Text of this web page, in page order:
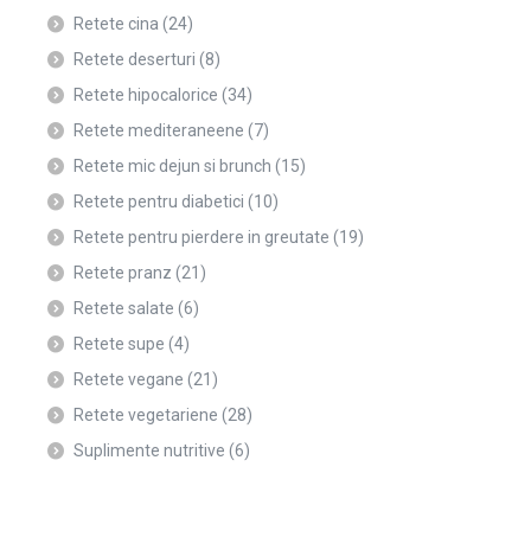
Retete cina (24)
Retete deserturi (8)
Retete hipocalorice (34)
Retete mediteraneene (7)
Retete mic dejun si brunch (15)
Retete pentru diabetici (10)
Retete pentru pierdere in greutate (19)
Retete pranz (21)
Retete salate (6)
Retete supe (4)
Retete vegane (21)
Retete vegetariene (28)
Suplimente nutritive (6)